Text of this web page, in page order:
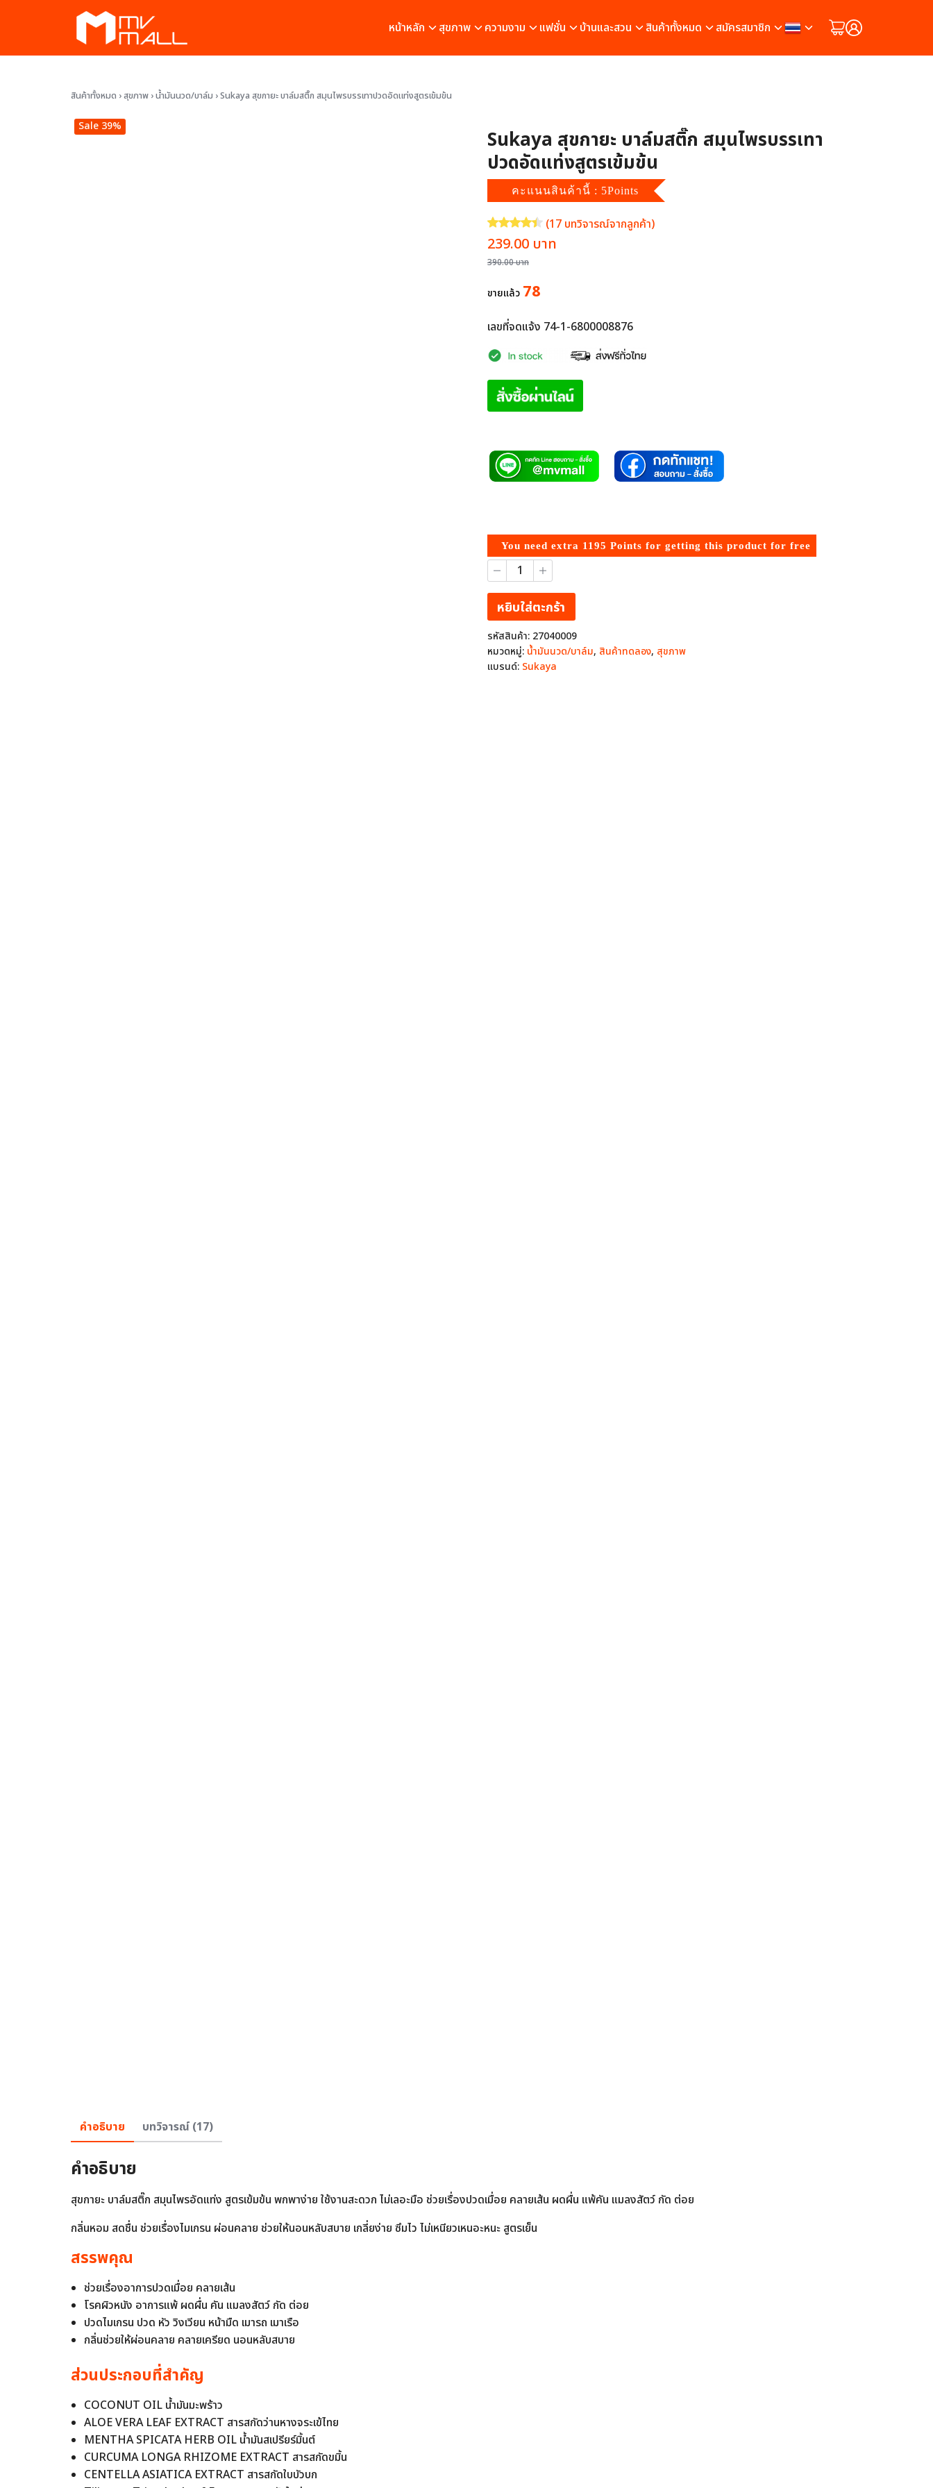
หน้าหลัก สุขภาพ ความงาม แฟชั่น บ้านและสวน สินค้าทั้งหมด สมัครสมาชิก
สินค้าทั้งหมด ›สุขภาพ ›น้ำมันนวด/บาล์ม ›Sukaya สุขกายะ บาล์มสติ๊ก สมุนไพรบรรเทาปวดอัดแท่งสูตรเข้มข้น
Sale 39%
Sukaya สุขกายะ บาล์มสติ๊ก สมุนไพรบรรเทา
ปวดอัดแท่งสูตรเข้มข้น
คะแนนสินค้านี้ : 5Points
ให้คะแนน4.41จาก 5 คะแนนเต็มบน17
(17 บทวิจารณ์จากลูกค้า)
390.00บาท
Original
price
was:
239.00 บาท
ขายแล้ว 78
เลขที่จดแจ้ง 74-1-6800008876
You need extra 1195 Points for getting this product for free
จำนวน
Sukaya
สุข
กายะ
บาล์
ม
สติ๊ก
สมุนไพร
บรรเทา
หยิบใส่ตะกร้า
รหัสสินค้า: 27040009
หมวดหมู่: น้ำมันนวด/บาล์ม, สินค้าทดลอง, สุขภาพ
แบรนด์: Sukaya
คำอธิบาย บทวิจารณ์ (17)
คำอธิบาย
สุขกายะ บาล์มสติ๊ก สมุนไพรอัดแท่ง สูตรเข้มข้น พกพาง่าย ใช้งานสะดวก ไม่เลอะมือ ช่วยเรื่องปวดเมื่อย คลายเส้น ผดผื่น แพ้คัน แมลงสัตว์ กัด ต่อย
กลิ่นหอม สดชื่น ช่วยเรื่องไมเกรน ผ่อนคลาย ช่วยให้นอนหลับสบาย เกลี่ยง่าย ซึมไว ไม่เหนียวเหนอะหนะ สูตรเย็น
สรรพคุณ
ช่วยเรื่องอาการปวดเมื่อย คลายเส้น
โรคผิวหนัง อาการแพ้ ผดผื่น คัน แมลงสัตว์ กัด ต่อย
ปวดไมเกรน ปวด หัว วิงเวียน หน้ามืด เมารถ เมาเรือ
กลิ่นช่วยให้ผ่อนคลาย คลายเครียด นอนหลับสบาย
ส่วนประกอบที่สำคัญ
COCONUT OIL นํ้ามันมะพร้าว
ALOE VERA LEAF EXTRACT สารสกัดว่านหางจระเข้ไทย
MENTHA SPICATA HERB OIL นํ้ามันสเปรียร์มิ้นต์
CURCUMA LONGA RHIZOME EXTRACT สารสกัดขมิ้น
CENTELLA ASIATICA EXTRACT สารสกัดใบบัวบก